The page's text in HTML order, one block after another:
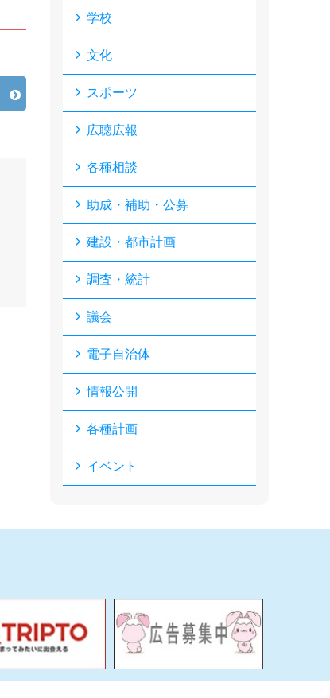
学校
文化
スポーツ
広聴広報
各種相談
助成・補助・公募
建設・都市計画
調査・統計
議会
電子自治体
情報公開
各種計画
イベント